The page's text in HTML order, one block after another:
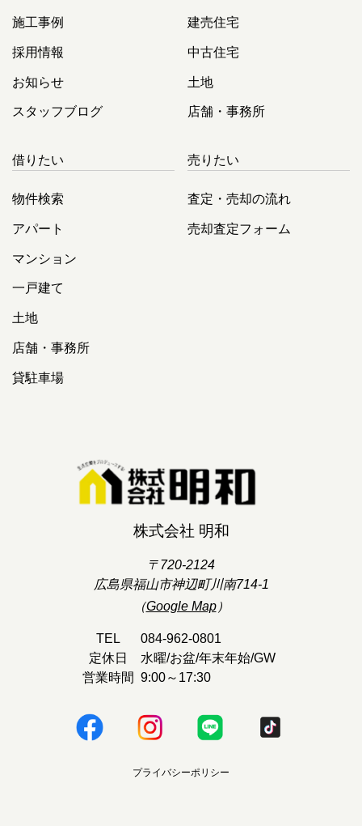
施工事例
採用情報
お知らせ
スタッフブログ
建売住宅
中古住宅
土地
店舗・事務所
借りたい
物件検索
アパート
マンション
一戸建て
土地
店舗・事務所
貸駐車場
売りたい
査定・売却の流れ
売却査定フォーム
株式会社 明和
〒720-2124
広島県福山市神辺町川南714-1
（Google Map）
TEL
084-962-0801
定休日
水曜/お盆/年末年始/GW
営業時間 9:00～17:30
プライバシーポリシー